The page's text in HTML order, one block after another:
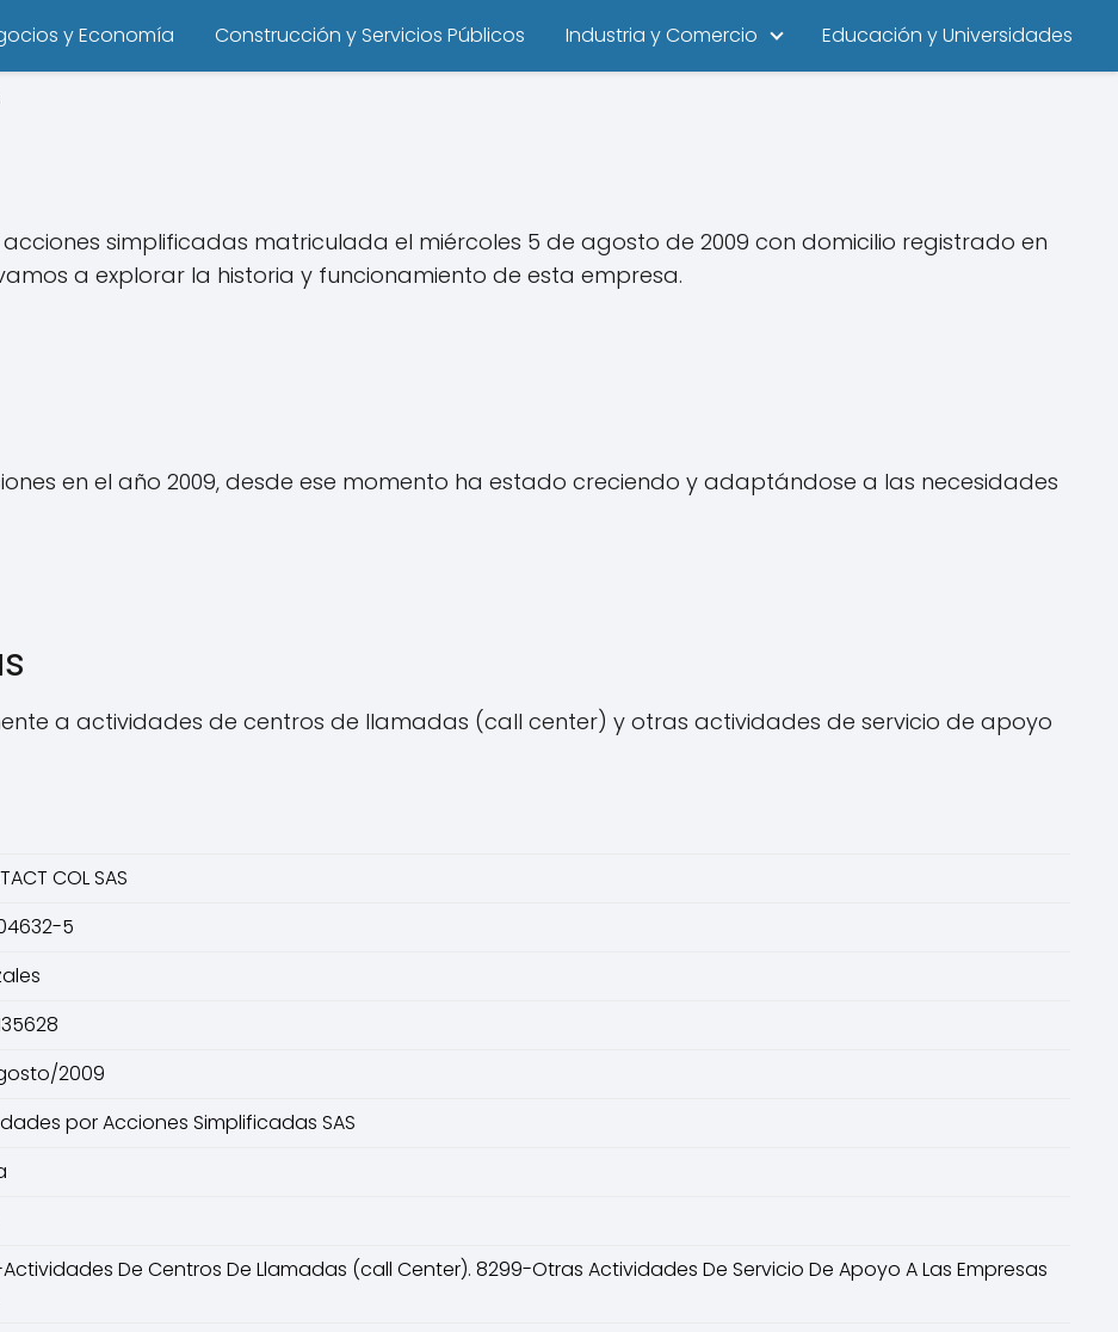
y Economía Construcción y Servicios Públicos Industria y Comercio Educación y Universidades
acciones simplificadas matriculada el miércoles 5 de agosto de 2009 con domicilio registrado en
a explorar la historia y funcionamiento de esta empresa.
en el año 2009, desde ese momento ha estado creciendo y adaptándose a las necesidades
a actividades de centros de llamadas (call center) y otras actividades de servicio de apoyo
COL SAS
5
2009
por Acciones Simplificadas SAS
De Centros De Llamadas (call Center). 8299-Otras Actividades De Servicio De Apoyo A Las Empresas